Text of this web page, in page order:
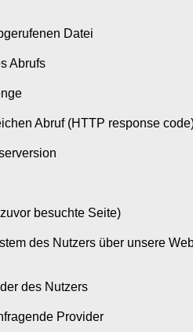
Datei
Abrufs
Abruf (HTTP response
besuchte Seite)
des Nutzers über unsere
des Nutzers
Provider